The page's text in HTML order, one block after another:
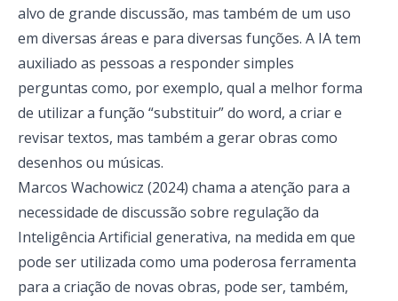
alvo de grande discussão, mas também de um uso
em diversas áreas e para diversas funções. A IA tem
auxiliado as pessoas a responder simples
perguntas como, por exemplo, qual a melhor forma
de utilizar a função “substituir” do word, a criar e
revisar textos, mas também a gerar obras como
desenhos ou músicas.
Marcos Wachowicz (2024) chama a atenção para a
necessidade de discussão sobre regulação da
Inteligência Artificial generativa, na medida em que
pode ser utilizada como uma poderosa ferramenta
para a criação de novas obras, pode ser, também,